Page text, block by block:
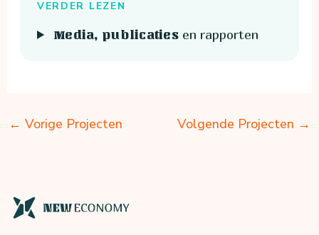
VERDER LEZEN
Media, publicaties en rapporten
← Vorige Projecten Volgende Projecten →